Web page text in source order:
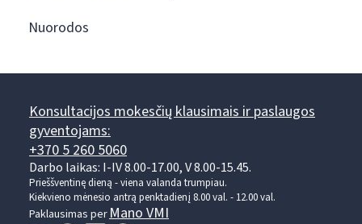
Nuorodos
Konsultacijos mokesčių klausimais ir paslaugos
gyventojams:
+370 5 260 5060
Darbo laikas: I-IV 8.00-17.00, V 8.00-15.45.
Prieššventinę dieną - viena valanda trumpiau.
Kiekvieno mėnesio antrą penktadienį 8.00 val. - 12.00 val.
Paklausimas per Mano VMI